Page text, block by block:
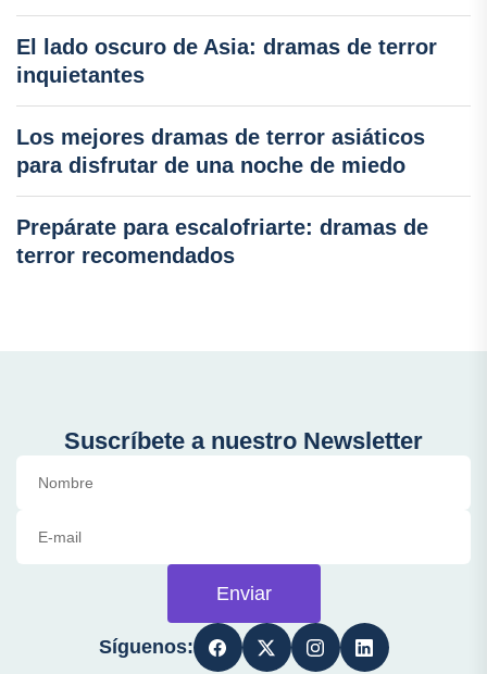
El lado oscuro de Asia: dramas de terror
inquietantes
Los mejores dramas de terror asiáticos
para disfrutar de una noche de miedo
Prepárate para escalofriarte: dramas de
terror recomendados
Suscríbete a nuestro Newsletter
Enviar
Síguenos: